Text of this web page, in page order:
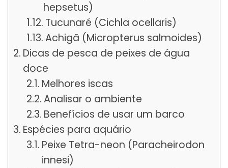
hepsetus)
Tucunaré (Cichla ocellaris)
Achigã (Micropterus salmoides)
Dicas de pesca de peixes de água
doce
Melhores iscas
Analisar o ambiente
Benefícios de usar um barco
Espécies para aquário
Peixe Tetra-neon (Paracheirodon
innesi)